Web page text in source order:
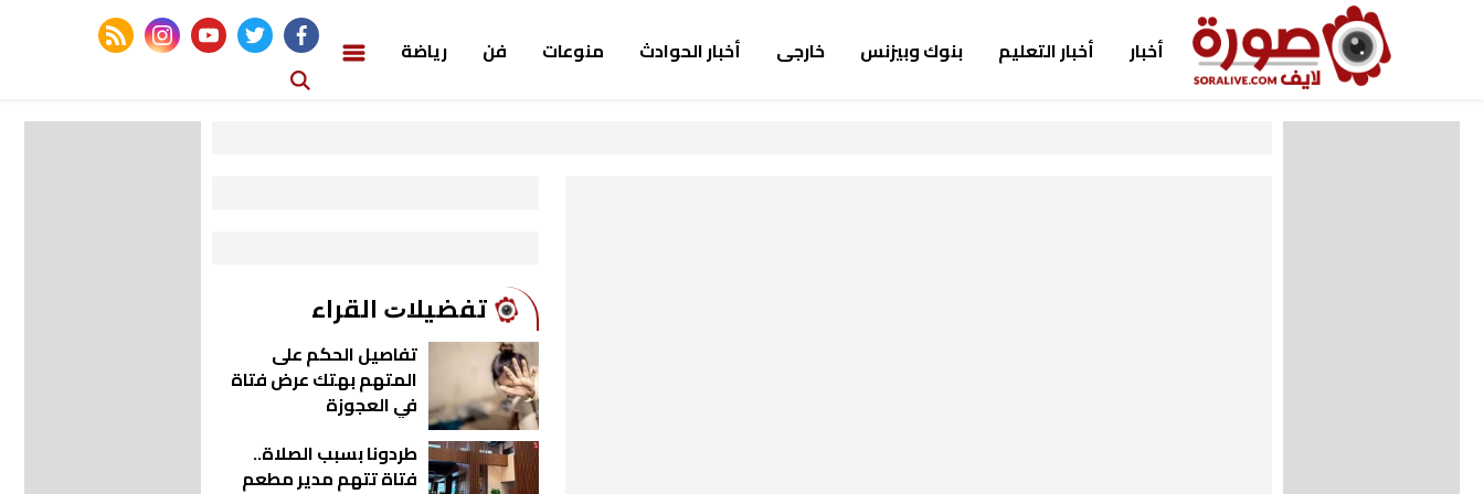
أخبار أخبار التعليم بنوك وبيزنس خارجى أخبار الحوادث منوعات فن رياضة
facebook
twitter
youtube
instagram
rss feed
ﺗﻔﻀﻴﻼﺕ اﻟﻘﺮاء
تفاصيل الحكم على
المتهم بهتك عرض فتاة
في العجوزة
طردونا بسبب الصلاة..
فتاة تتهم مدير مطعم